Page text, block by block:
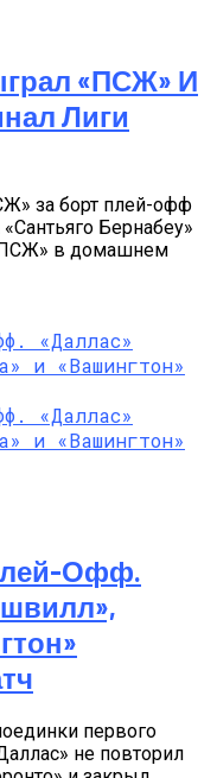
«ПСЖ» И
Лиги
за борт плей-офф
Бернабеу»
в домашнем
Офф.
первого
не повторил